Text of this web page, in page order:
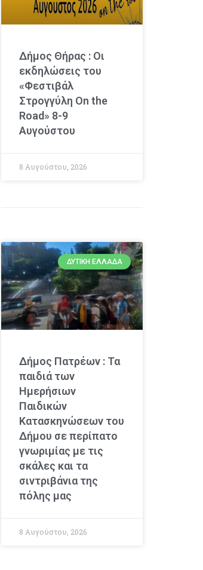
Δήμος Θήρας : Οι
εκδηλώσεις του
«Φεστιβάλ
Στρογγύλη On the
Road» 8-9
Αυγούστου
8 Αυγούστου, 2026
ΔΥΤΙΚΉ ΕΛΛΆΔΑ
Δήμος Πατρέων : Τα
παιδιά των
Ημερήσιων
Παιδικών
Κατασκηνώσεων του
Δήμου σε περίπατο
γνωριμίας με τις
σκάλες και τα
σιντριβάνια της
πόλης μας
8 Αυγούστου, 2026